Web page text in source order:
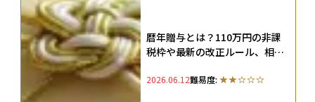
暦年贈与とは？110万円の非課
税枠や最新の改正ルール、相続
解説
2026.06.12難易度: